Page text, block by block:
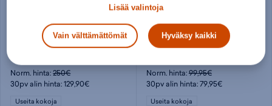
The North Face
Erebus Down W - naisten untuvatakki
Norm. hinta:250€
30pv alin hinta: 129,90€
Useita kokoja
McKINLEY
Arlo W - naisten untuvatakki
Norm. hinta:99,95€
30pv alin hinta: 79,95€
Useita kokoja
Lisää valintoja
Vain välttämättömät Hyväksy kaikki